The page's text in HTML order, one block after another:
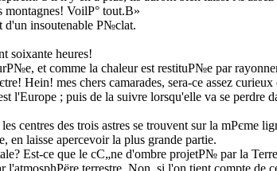
montagnes! VoilР° tout.В»
d'un insoutenable Р№clat.
soixante heures!
et comme la chaleur est restituР№e par
mes chers camarades, sera-ce assez
l'Europe ; puis de la suivre lorsqu'elle va se
des trois astres se trouvent sur la mРєme
laisse apercevoir la plus grande partie.
Est-ce que le cС„ne d'ombre projetР№ par la
terrestre. Non, si l'on tient compte de